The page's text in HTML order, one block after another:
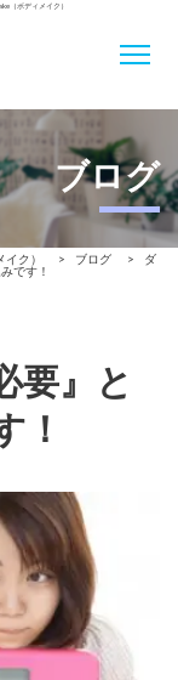
（ボディメイク）
ブログ
ク） > ブログ >
ダ
です！
要』と
！